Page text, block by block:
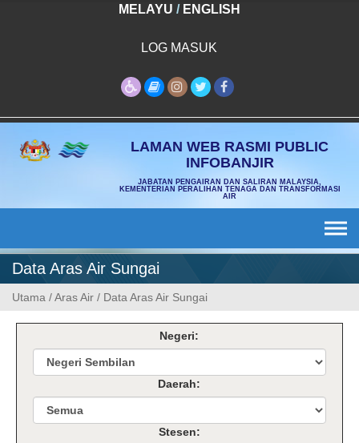
MELAYU / ENGLISH
LOG MASUK
LAMAN WEB RASMI PUBLIC
INFOBANJIR
JABATAN PENGAIRAN DAN SALIRAN MALAYSIA,
KEMENTERIAN PERALIHAN TENAGA DAN TRANSFORMASI
AIR
Data Aras Air Sungai
Utama /Aras Air / Data Aras Air Sungai
Negeri:
Daerah:
Stesen: